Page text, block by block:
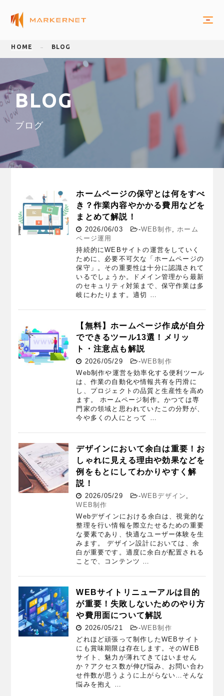
HOME BLOG
BLOG
ブ ロ グ
ホームページの保守とは何をすべ
き？作業内容やかかる費用などを
まとめて解説！
2026/06/03 -WEB制作,ホーム
ページ運用
持続的にWEBサイトの運営をしていく
ために、必要不可欠な「ホームページの
保守」。その重要性は十分に認識されて
いるでしょうか。ドメイン管理から最新
のセキュリティ対策まで、保守作業は多
岐にわたります。適切 …
【無料】ホームページ作成が自分
でできるツール13選！メリッ
ト・注意点も解説
2026/05/29 -WEB制作
Web制作や運営を効率化する便利ツール
は、作業の自動化や情報共有を円滑に
し、プロジェクトの品質と生産性を高め
ます。 ホームページ制作。かつては専
門家の領域と思われていたこの分野が、
今や多くの人にとって …
デザインにおいて余白は重要！お
しゃれに見える理由や効果などを
例をもとにしてわかりやすく解
説！
2026/05/29 -WEBデザイン ,
WEB制作
Webデザインにおける余白は、視覚的な
整理を行い情報を際立たせるための重要
な要素であり、快適なユーザー体験を生
みます。 デザイン設計においては、余
白が重要です。適度に余白が配置される
ことで、コンテンツ …
WEBサイトリニューアルは目的
が重要！失敗しないためのやり方
や費用面について解説
2026/05/21 -WEB制作
どれほど頑張って制作したWEBサイト
にも賞味期限は存在します。そのWEB
サイト、魅力が薄れてきてはいません
か？アクセス数が伸び悩み、お問い合わ
せ件数が思うように上がらない…そんな
悩みを抱え …